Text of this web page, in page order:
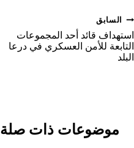
تصفّح
المقالات
السابق
استهداف قائد أحد المجموعات
التابعة للأمن العسكري في درعا
البلد
موضوعات ذات صلة